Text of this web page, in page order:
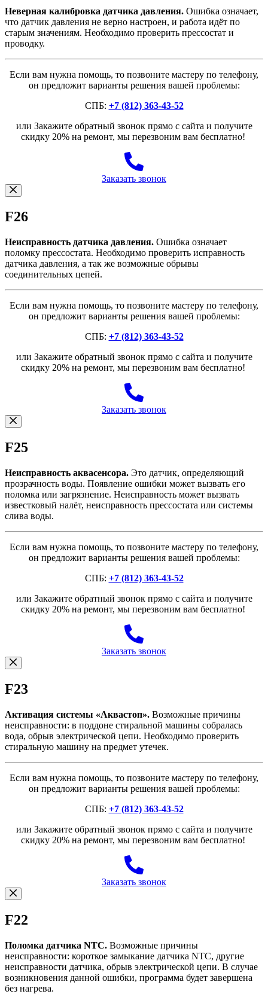
Неверная калибровка датчика давления. Ошибка означает,
что датчик давления не верно настроен, и работа идёт по
старым значениям. Необходимо проверить прессостат и
проводку.
Если вам нужна помощь, то позвоните мастеру по телефону,
он предложит варианты решения вашей проблемы:
СПБ: +7 (812) 363-43-52
или Закажите обратный звонок прямо с сайта и получите
скидку 20% на ремонт, мы перезвоним вам бесплатно!
Заказать звонок
F26
Неисправность датчика давления. Ошибка означает
поломку прессостата. Необходимо проверить исправность
датчика давления, а так же возможные обрывы
соединительных цепей.
Если вам нужна помощь, то позвоните мастеру по телефону,
он предложит варианты решения вашей проблемы:
СПБ: +7 (812) 363-43-52
или Закажите обратный звонок прямо с сайта и получите
скидку 20% на ремонт, мы перезвоним вам бесплатно!
Заказать звонок
F25
Неисправность аквасенсора. Это датчик, определяющий
прозрачность воды. Появление ошибки может вызвать его
поломка или загрязнение. Неисправность может вызвать
известковый налёт, неисправность прессостата или системы
слива воды.
Если вам нужна помощь, то позвоните мастеру по телефону,
он предложит варианты решения вашей проблемы:
СПБ: +7 (812) 363-43-52
или Закажите обратный звонок прямо с сайта и получите
скидку 20% на ремонт, мы перезвоним вам бесплатно!
Заказать звонок
F23
Активация системы «Аквастоп». Возможные причины
неисправности: в поддоне стиральной машины собралась
вода, обрыв электрической цепи. Необходимо проверить
стиральную машину на предмет утечек.
Если вам нужна помощь, то позвоните мастеру по телефону,
он предложит варианты решения вашей проблемы:
СПБ: +7 (812) 363-43-52
или Закажите обратный звонок прямо с сайта и получите
скидку 20% на ремонт, мы перезвоним вам бесплатно!
Заказать звонок
F22
Поломка датчика NTC. Возможные причины
неисправности: короткое замыкание датчика NTC, другие
неисправности датчика, обрыв электрической цепи. В случае
возникновения данной ошибки, программа будет завершена
без нагрева.